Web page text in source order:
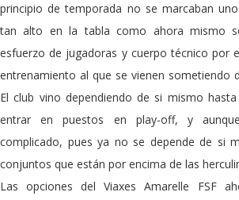
principio de temporada no se marcaban
tan alto en la tabla como ahora mismo
esfuerzo de jugadoras y cuerpo técnico por
entrenamiento al que se vienen sometiendo
El club vino dependiendo de si mismo
entrar en puestos en play-off, y
complicado, pues ya no se depende de si
conjuntos que están por encima de las
Las opciones del Viaxes Amarelle FSF